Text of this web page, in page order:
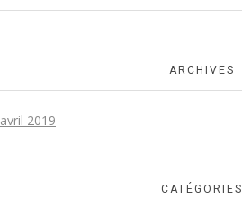
ARCHIVES
avril 2019
CATÉGORIES